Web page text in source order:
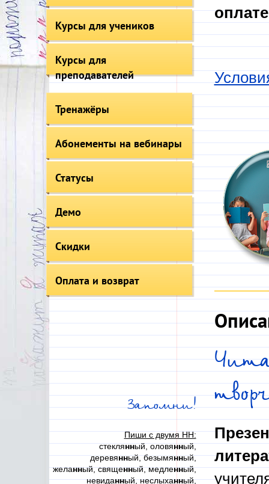
Курсы для учеников
Курсы для
преподавателей
Тренажёры
Абонементы на вебинары
Статусы
Демо
Скидки
Оплата и возврат
Запомни!
Пиши с двумя НН:
стеклянный, оловянный,
деревянный, безымянный,
желанный, священный, медленный,
невиданный, неслыханный,